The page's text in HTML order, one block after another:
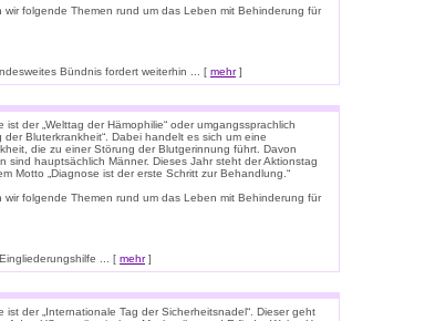
folgende Themen rund um das Leben mit Behinderung für
Bündnis fordert weiterhin ... [ mehr]
ist der „Welttag der Hämophilie“ oder umgangssprachlich
der Bluterkrankheit“. Dabei handelt es sich um eine
die zu einer Störung der Blutgerinnung führt. Davon
sind hauptsächlich Männer. Dieses Jahr steht der Aktionstag
Motto „Diagnose ist der erste Schritt zur Behandlung.“
folgende Themen rund um das Leben mit Behinderung für
... [ mehr]
ist der „Internationale Tag der Sicherheitsnadel“. Dieser geht